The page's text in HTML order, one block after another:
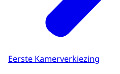
Eerste Kamerverkiezing